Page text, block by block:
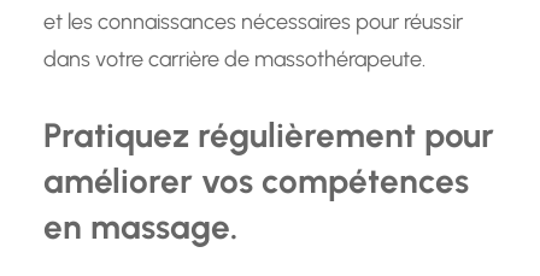
et les connaissances nécessaires pour réussir
dans votre carrière de massothérapeute.
Pratiquez régulièrement pour
améliorer vos compétences
en massage.